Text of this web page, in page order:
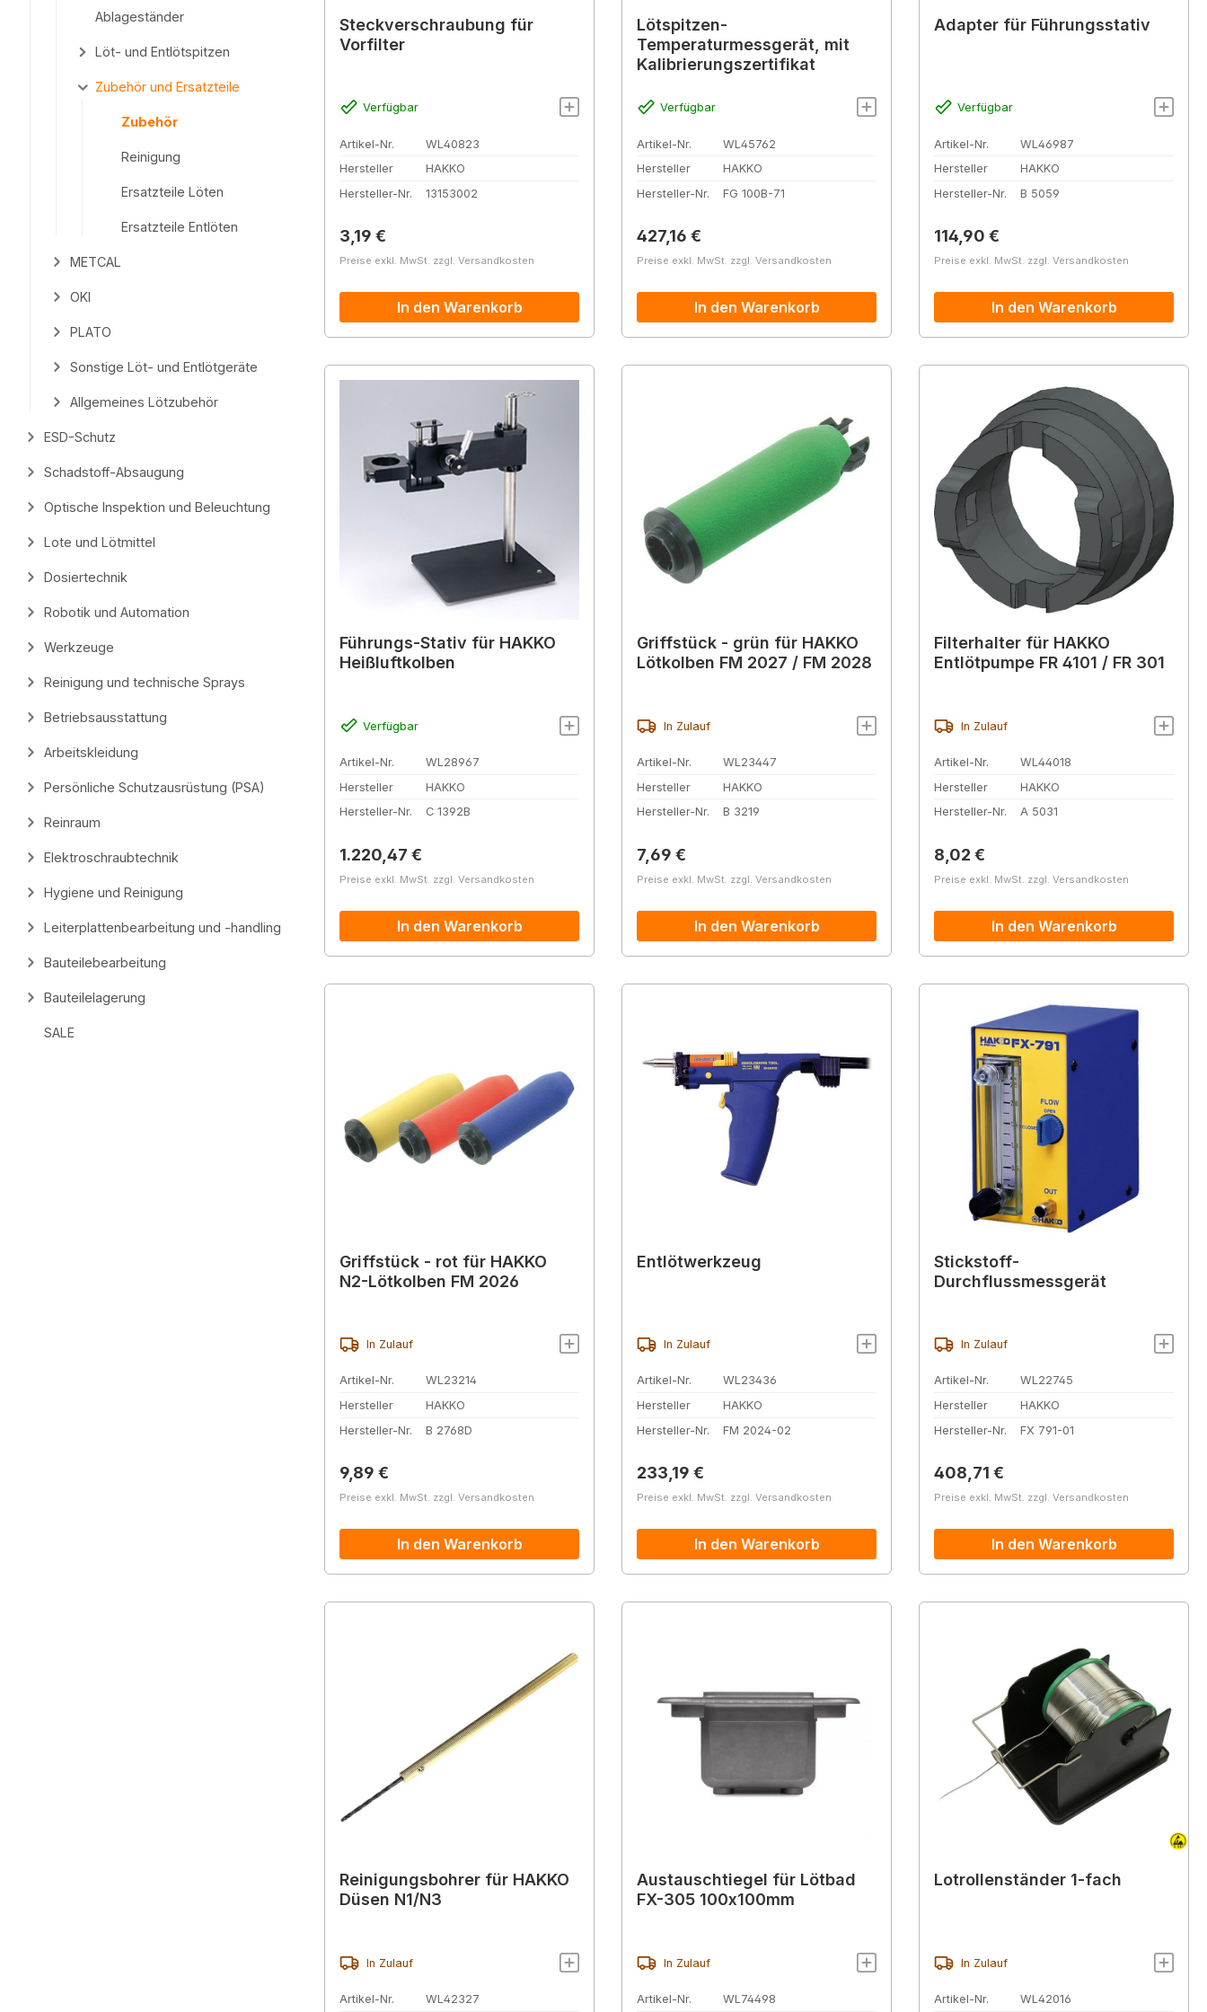
Ablageständer
Löt- und Entlötspitzen
Zubehör und Ersatzteile
Zubehör
Reinigung
Ersatzteile Löten
Ersatzteile Entlöten
METCAL
OKI
PLATO
Sonstige Löt- und Entlötgeräte
Allgemeines Lötzubehör
ESD-Schutz
Schadstoff-Absaugung
Optische Inspektion und Beleuchtung
Lote und Lötmittel
Dosiertechnik
Robotik und Automation
Werkzeuge
Reinigung und technische Sprays
Betriebsausstattung
Arbeitskleidung
Persönliche Schutzausrüstung (PSA)
Reinraum
Elektroschraubtechnik
Hygiene und Reinigung
Leiterplattenbearbeitung und -handling
Bauteilebearbeitung
Bauteilelagerung
SALE
Steckverschraubung für
Vorfilter
Verfügbar
Artikel-Nr.
WL40823
Hersteller
HAKKO
Hersteller-Nr.
13153002
Regulärer Preis:
3,19 €
Preise exkl. MwSt. zzgl. Versandkosten
In den Warenkorb
Lötspitzen-
Temperaturmessgerät, mit
Kalibrierungszertifikat
Verfügbar
Artikel-Nr.
WL45762
Hersteller
HAKKO
Hersteller-Nr.
FG 100B-71
Regulärer Preis:
427,16 €
Preise exkl. MwSt. zzgl. Versandkosten
In den Warenkorb
Adapter für Führungsstativ
Verfügbar
Artikel-Nr.
WL46987
Hersteller
HAKKO
Hersteller-Nr.
B 5059
Regulärer Preis:
114,90 €
Preise exkl. MwSt. zzgl. Versandkosten
In den Warenkorb
Führungs-Stativ für HAKKO
Heißluftkolben
Verfügbar
Artikel-Nr.
WL28967
Hersteller
HAKKO
Hersteller-Nr.
C 1392B
Regulärer Preis:
1.220,47 €
Preise exkl. MwSt. zzgl. Versandkosten
In den Warenkorb
Griffstück - grün für HAKKO
Lötkolben FM 2027 / FM 2028
In Zulauf
Artikel-Nr.
WL23447
Hersteller
HAKKO
Hersteller-Nr.
B 3219
Regulärer Preis:
7,69 €
Preise exkl. MwSt. zzgl. Versandkosten
In den Warenkorb
Filterhalter für HAKKO
Entlötpumpe FR 4101 / FR 301
In Zulauf
Artikel-Nr.
WL44018
Hersteller
HAKKO
Hersteller-Nr.
A 5031
Regulärer Preis:
8,02 €
Preise exkl. MwSt. zzgl. Versandkosten
In den Warenkorb
Griffstück - rot für HAKKO
N2-Lötkolben FM 2026
In Zulauf
Artikel-Nr.
WL23214
Hersteller
HAKKO
Hersteller-Nr.
B 2768D
Regulärer Preis:
9,89 €
Preise exkl. MwSt. zzgl. Versandkosten
In den Warenkorb
Entlötwerkzeug
In Zulauf
Artikel-Nr.
WL23436
Hersteller
HAKKO
Hersteller-Nr.
FM 2024-02
Regulärer Preis:
233,19 €
Preise exkl. MwSt. zzgl. Versandkosten
In den Warenkorb
Stickstoff-
Durchflussmessgerät
In Zulauf
Artikel-Nr.
WL22745
Hersteller
HAKKO
Hersteller-Nr.
FX 791-01
Regulärer Preis:
408,71 €
Preise exkl. MwSt. zzgl. Versandkosten
In den Warenkorb
Reinigungsbohrer für HAKKO
Düsen N1/N3
In Zulauf
Artikel-Nr. WL42327
Austauschtiegel für Lötbad
FX-305 100x100mm
In Zulauf
Artikel-Nr. WL74498
Lotrollenständer 1-fach
In Zulauf
Artikel-Nr. WL42016